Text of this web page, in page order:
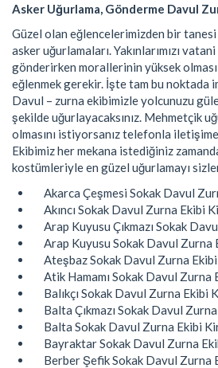
Asker Uğurlama, Gönderme Davul
Güzel olan eğlencelerimizden bir
asker uğurlamaları. Yakınlarımızı
gönderirken morallerinin yüksek
eğlenmek gerekir. İşte tam bu noktada
Davul – zurna ekibimizle yolcunuzu
şekilde uğurlayacaksınız. Mehmetçik
olmasını istiyorsanız telefonla
Ekibimiz her mekana istediğiniz
kostümleriyle en güzel uğurlamayı
Akarca Çeşmesi Sokak Davul
Akıncı Sokak Davul Zurna Ekibi
Arap Kuyusu Çıkmazı Sokak
Arap Kuyusu Sokak Davul Zurna
Ateşbaz Sokak Davul Zurna
Atik Hamamı Sokak Davul Zurna
Balıkçı Sokak Davul Zurna Ekibi
Balta Çıkmazı Sokak Davul
Balta Sokak Davul Zurna Ekibi
Bayraktar Sokak Davul Zurna
Berber Şefik Sokak Davul Zurna